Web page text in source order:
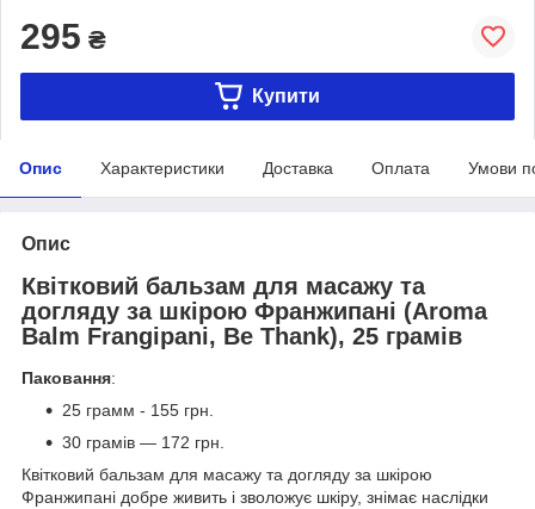
295 ₴
Купити
Опис Характеристики Доставка Оплата Умови
Опис
Квітковий бальзам для масажу та
догляду за шкірою Франжипані (Aroma
Balm Frangipani, Be Thank), 25 грамів
Паковання:
25 грамм - 155 грн.
30 грамів — 172 грн.
Квітковий бальзам для масажу та догляду за шкірою
Франжипані добре живить і зволожує шкіру, знімає наслідки